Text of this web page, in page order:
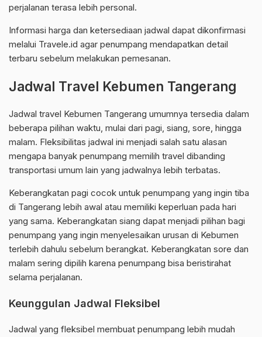
perjalanan terasa lebih personal.
Informasi harga dan ketersediaan jadwal dapat dikonfirmasi
melalui Travele.id agar penumpang mendapatkan detail
terbaru sebelum melakukan pemesanan.
Jadwal Travel Kebumen Tangerang
Jadwal travel Kebumen Tangerang umumnya tersedia dalam
beberapa pilihan waktu, mulai dari pagi, siang, sore, hingga
malam. Fleksibilitas jadwal ini menjadi salah satu alasan
mengapa banyak penumpang memilih travel dibanding
transportasi umum lain yang jadwalnya lebih terbatas.
Keberangkatan pagi cocok untuk penumpang yang ingin tiba
di Tangerang lebih awal atau memiliki keperluan pada hari
yang sama. Keberangkatan siang dapat menjadi pilihan bagi
penumpang yang ingin menyelesaikan urusan di Kebumen
terlebih dahulu sebelum berangkat. Keberangkatan sore dan
malam sering dipilih karena penumpang bisa beristirahat
selama perjalanan.
Keunggulan Jadwal Fleksibel
Jadwal yang fleksibel membuat penumpang lebih mudah